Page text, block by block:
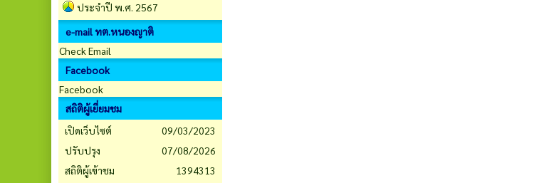
ประจำปี พ.ศ. 2567
e-mail ทต.หนองญาติ
Check Email
Facebook
Facebook
สถิติผู้เยี่ยมชม
เปิดเว็บไซต์
09/03/2023
ปรับปรุง
07/08/2026
สถิติผู้เข้าชม
1394313